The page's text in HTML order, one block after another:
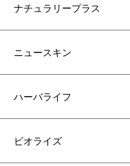
ナチュラリープラス
ニュースキン
ハーバライフ
ビオライズ